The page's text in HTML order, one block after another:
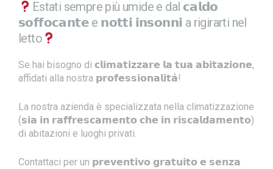
Estati sempre più umide e dal 𝗰𝗮𝗹𝗱𝗼
𝘀𝗼𝗳𝗳𝗼𝗰𝗮𝗻𝘁𝗲 e 𝗻𝗼𝘁𝘁𝗶 𝗶𝗻𝘀𝗼𝗻𝗻𝗶 a rigirarti nel
letto
Se hai bisogno di 𝗰𝗹𝗶𝗺𝗮𝘁𝗶𝘇𝘇𝗮𝗿𝗲 𝗹𝗮 𝘁𝘂𝗮 𝗮𝗯𝗶𝘁𝗮𝘇𝗶𝗼𝗻𝗲,
affidati alla nostra 𝗽𝗿𝗼𝗳𝗲𝘀𝘀𝗶𝗼𝗻𝗮𝗹𝗶𝘁𝗮̀!
La nostra azienda è specializzata nella climatizzazione
(𝘀𝗶𝗮 𝗶𝗻 𝗿𝗮𝗳𝗳𝗿𝗲𝘀𝗰𝗮𝗺𝗲𝗻𝘁𝗼 𝗰𝗵𝗲 𝗶𝗻 𝗿𝗶𝘀𝗰𝗮𝗹𝗱𝗮𝗺𝗲𝗻𝘁𝗼)
di abitazioni e luoghi privati.
Contattaci per un 𝗽𝗿𝗲𝘃𝗲𝗻𝘁𝗶𝘃𝗼 𝗴𝗿𝗮𝘁𝘂𝗶𝘁𝗼 𝗲 𝘀𝗲𝗻𝘇𝗮